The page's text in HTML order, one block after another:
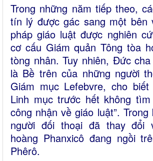
Trong những năm tiếp theo,
tín lý được gác sang một bên
pháp giáo luật được nghiên
cơ cấu Giám quản Tông tòa
tòng nhân. Tuy nhiên, Đức
là Bề trên của những người
Giám mục Lefebvre, cho biết
Linh mục trước hết không
công nhận về giáo luật”.
người đối thoại đã thay đổi
hoàng Phanxicô đang ngồi
Phêrô.